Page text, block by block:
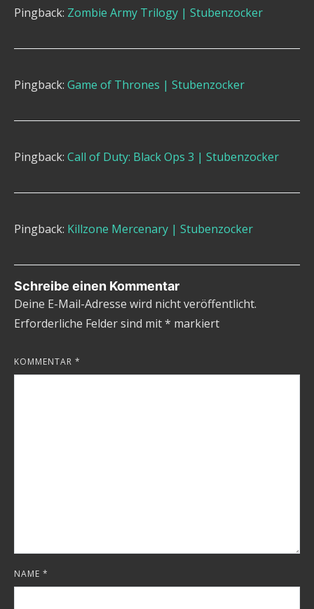
Pingback: Zombie Army Trilogy | Stubenzocker
Pingback: Game of Thrones | Stubenzocker
Pingback: Call of Duty: Black Ops 3 | Stubenzocker
Pingback: Killzone Mercenary | Stubenzocker
Schreibe einen Kommentar
Deine E-Mail-Adresse wird nicht veröffentlicht.
Erforderliche Felder sind mit* markiert
KOMMENTAR *
NAME *